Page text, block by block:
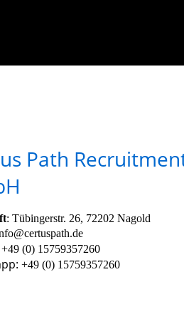
Path
: Tübingerstr. 26, 72202 Nagold
+49 (0) 15759357260
+49 (0) 15759357260